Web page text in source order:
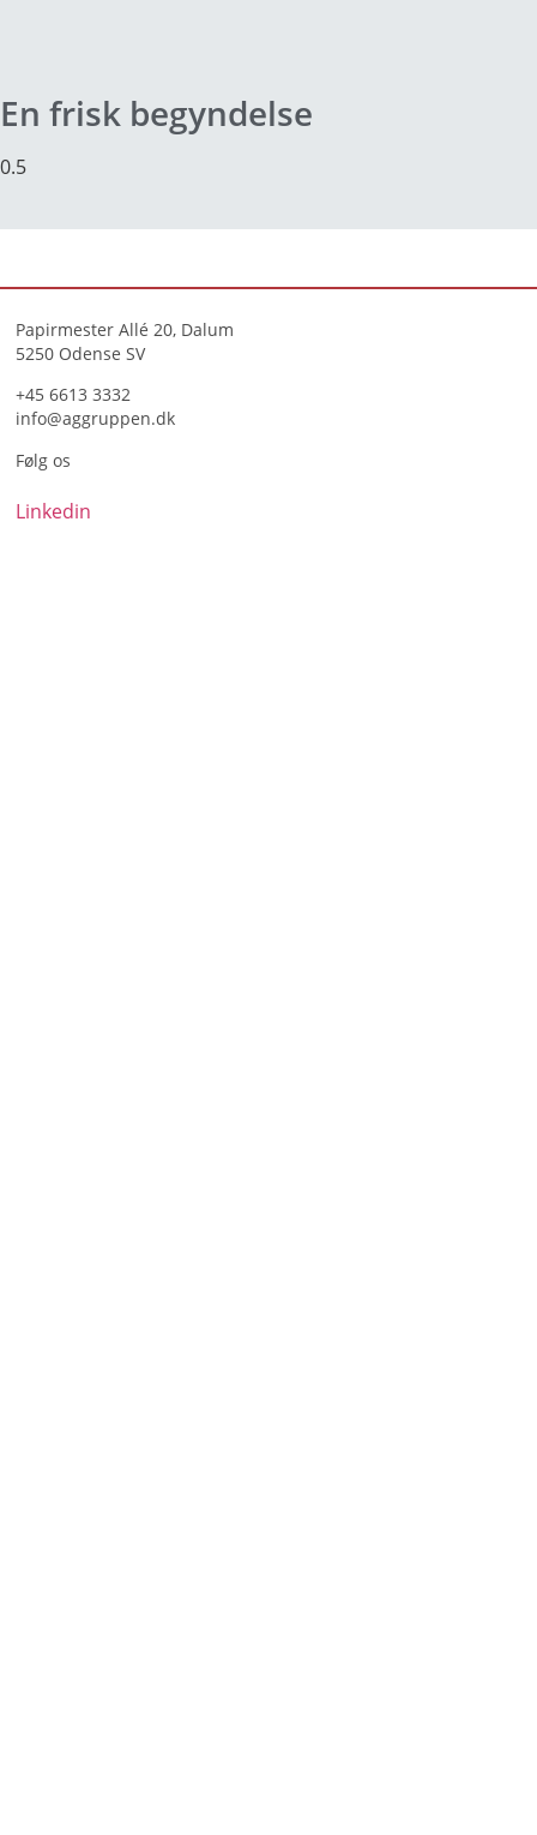
En frisk begyndelse
Papirmester Allé 20, Dalum
5250 Odense SV
+45 6613 3332
info@aggruppen.dk
Følg os
Linkedin